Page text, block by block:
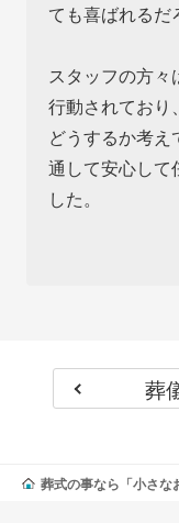
ても喜ばれるだ
スタッフの方々
行動されており
どうするか考
通して安心して
した。
葬
葬式の事なら「小さな